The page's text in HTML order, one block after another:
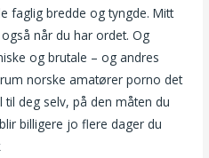
faglig bredde og tyngde. Mitt
når du har ordet. Og
og brutale – og andres
norske amatører porno det
deg selv, på den måten du
billigere jo flere dager du